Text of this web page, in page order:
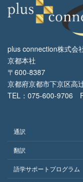
plus connection株式会
京都本社
〒600-8387
京都府京都市下京区高
TEL：075-600-9706
通訳
翻訳
語学サポートプログラム